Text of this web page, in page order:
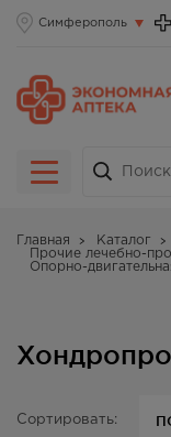
Симферополь
Главная
Каталог
Прочие лечебно-
Опорно-
Сортировать: